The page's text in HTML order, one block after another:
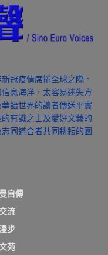
冠疫情席捲全球之際。
息海洋，太容易迷失方
語世界的讀者傳送平實
有識之士及愛好文藝的
同道合者共同耕耘的園
自傳
流
步
苑